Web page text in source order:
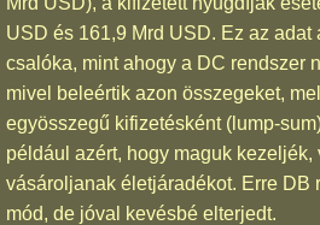
USD és 161,9 Mrd USD. Ez az adat
csalóka, mint ahogy a DC rendszer
mivel beleértik azon összegeket,
egyösszegű kifizetésként (lump-
például azért, hogy maguk kezeljék,
vásároljanak életjáradékot. Erre DB
mód, de jóval kevésbé elterjedt.